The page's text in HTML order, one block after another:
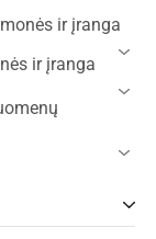
ir įranga
ir įranga